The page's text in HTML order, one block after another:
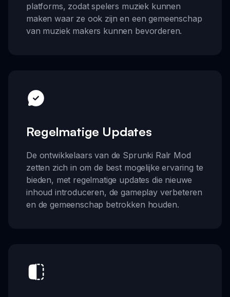
platforms, zodat spelers muziek kunnen
maken waar ze ook zijn en een gemeenschap
van muziek makers kunnen bevorderen.
Regelmatige Updates
De ontwikkelaars van de Sprunki Ralr Mod
zetten zich in om de best mogelijke ervaring te
bieden, met regelmatige updates die nieuwe
inhoud introduceren, de gameplay verbeteren
en de gemeenschap betrokken houden.